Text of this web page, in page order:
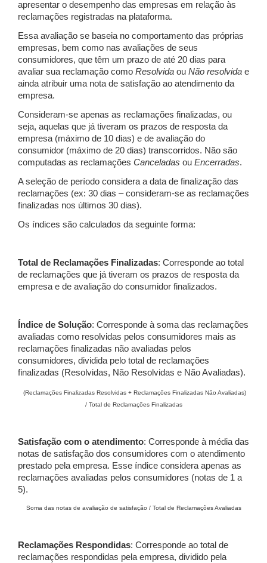
apresentar o desempenho das empresas em relação às
reclamações registradas na plataforma.
Essa avaliação se baseia no comportamento das próprias
empresas, bem como nas avaliações de seus
consumidores, que têm um prazo de até 20 dias para
avaliar sua reclamação como Resolvida ou Não resolvida e
ainda atribuir uma nota de satisfação ao atendimento da
empresa.
Consideram-se apenas as reclamações finalizadas, ou
seja, aquelas que já tiveram os prazos de resposta da
empresa (máximo de 10 dias) e de avaliação do
consumidor (máximo de 20 dias) transcorridos. Não são
computadas as reclamações Canceladas ou Encerradas.
A seleção de período considera a data de finalização das
reclamações (ex: 30 dias – consideram-se as reclamações
finalizadas nos últimos 30 dias).
Os índices são calculados da seguinte forma:
Total de Reclamações Finalizadas: Corresponde ao total
de reclamações que já tiveram os prazos de resposta da
empresa e de avaliação do consumidor finalizados.
Índice de Solução: Corresponde à soma das reclamações
avaliadas como resolvidas pelos consumidores mais as
reclamações finalizadas não avaliadas pelos
consumidores, dividida pelo total de reclamações
finalizadas (Resolvidas, Não Resolvidas e Não Avaliadas).
(Reclamações Finalizadas Resolvidas + Reclamações Finalizadas Não Avaliadas)
/ Total de Reclamações Finalizadas
Satisfação com o atendimento: Corresponde à média das
notas de satisfação dos consumidores com o atendimento
prestado pela empresa. Esse índice considera apenas as
reclamações avaliadas pelos consumidores (notas de 1 a
5).
Soma das notas de avaliação de satisfação / Total de Reclamações Avaliadas
Reclamações Respondidas: Corresponde ao total de
reclamações respondidas pela empresa, dividido pela